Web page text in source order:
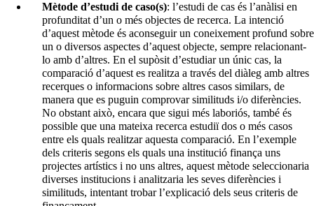
Mètode d’estudi de caso(s): l’estudi de cas és l’anàlisi en
profunditat d’un o més objectes de recerca. La intenció
d’aquest mètode és aconseguir un coneixement profund sobre
un o diversos aspectes d’aquest objecte, sempre relacionant-
lo amb d’altres. En el supòsit d’estudiar un únic cas, la
comparació d’aquest es realitza a través del diàleg amb altres
recerques o informacions sobre altres casos similars, de
manera que es puguin comprovar similituds i/o diferències.
No obstant això, encara que sigui més laboriós, també és
possible que una mateixa recerca estudiï dos o més casos
entre els quals realitzar aquesta comparació. En l’exemple
dels criteris segons els quals una institució finança uns
projectes artístics i no uns altres, aquest mètode seleccionaria
diverses institucions i analitzaria les seves diferències i
similituds, intentant trobar l’explicació dels seus criteris de